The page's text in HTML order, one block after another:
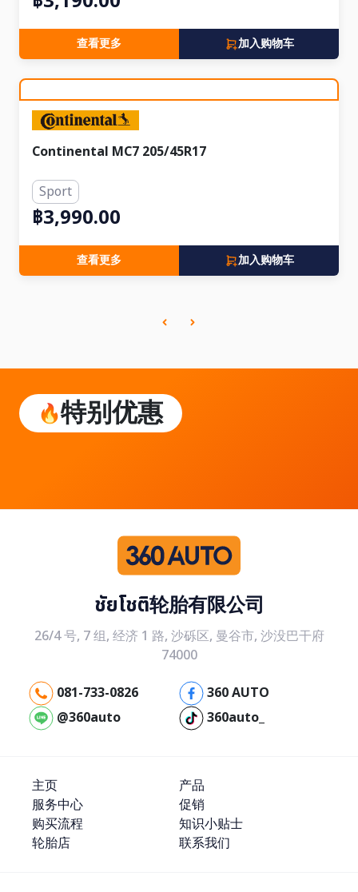
查看更多 加入购物车
Continental MC7 205/45R17
Sport
฿3,990.00
查看更多 加入购物车
特别优惠
ชัยโชติ轮胎有限公司
26/4 号, 7 组, 经济 1 路, 沙砾区, 曼谷市, 沙没巴干府
74000
081-733-0826
360 AUTO
@360auto
360auto_
主页
产品
服务中心
促销
购买流程
知识小贴士
轮胎店
联系我们